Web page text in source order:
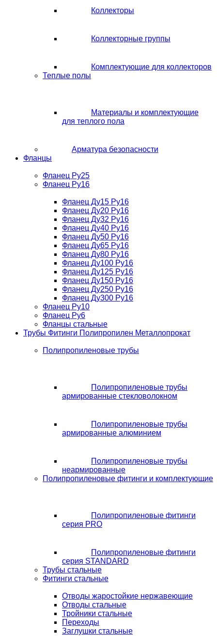
Коллекторы
Коллекторные группы
Комплектующие для коллекторов
Теплые полы
Материалы и комплектующие
для теплого пола
Арматура безопасности
Фланцы
Фланец Ру25
Фланец Ру16
Фланец Ду15 Ру16
Фланец Ду20 Ру16
Фланец Ду32 Ру16
Фланец Ду40 Ру16
Фланец Ду50 Ру16
Фланец Ду65 Ру16
Фланец Ду80 Ру16
Фланец Ду100 Ру16
Фланец Ду125 Ру16
Фланец Ду150 Ру16
Фланец Ду250 Ру16
Фланец Ду300 Ру16
Фланец Ру10
Фланец Ру6
Фланцы стальные
Трубы Фитинги Полипропилен Металлопрокат
Полипропиленовые трубы
Полипропиленовые трубы
армированные стекловолокном
Полипропиленовые трубы
армированные алюминием
Полипропиленовые трубы
неармированные
Полипропиленовые фитинги и комплектующие
Полипропиленовые фитинги
серия PRO
Полипропиленовые фитинги
серия STANDARD
Трубы стальные
Фитинги стальные
Отводы жаростойкие нержавеющие
Отводы стальные
Тройники стальные
Переходы
Заглушки стальные